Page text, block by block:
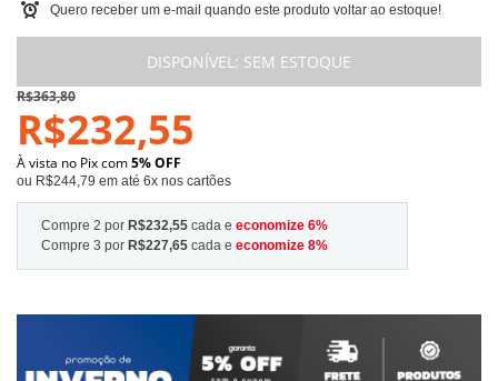
Quero receber um e-mail quando este produto voltar ao estoque!
DISPONÍVEL: SEM ESTOQUE
R$363,80
R$232,55
À vista no Pix com5% OFF
ou R$244,79 em até 6x nos cartões
Compre 2 por R$232,55 cada e economize 6%
Compre 3 por R$227,65 cada e economize 8%